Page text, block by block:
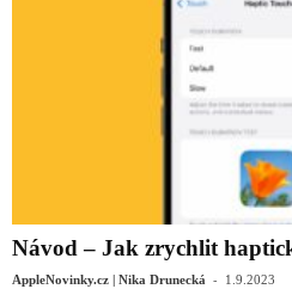
Návod – Jak zrychlit
AppleNovinky.cz | Nika Drunecká - 1.9.2023